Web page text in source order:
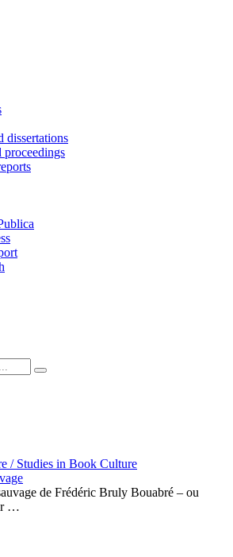
dissertations
proceedings
/ Studies in Book Culture
de Frédéric Bruly Bouabré – ou
…